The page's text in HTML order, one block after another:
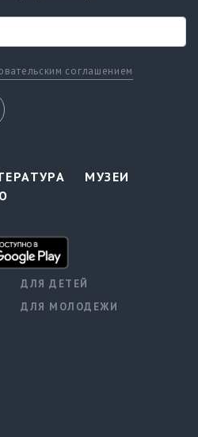
соглашением
МУЗЕИ
ДЛЯ ДЕТЕЙ
ДЛЯ МОЛОДЕЖИ